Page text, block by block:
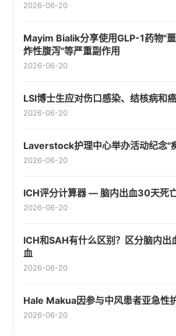
2026-06-20
Mayim Bialik分享使用GLP-1药物"
炸性腹泻"等严重副作用
2026-06-20
LSI博士生应对伤口感染、结核病和
2026-06-20
Laverstock护理中心举办活动纪念"
2026-06-20
ICH评分计算器 — 脑内出血30天死
2026-06-20
ICH和SAH有什么区别？区分脑内出
血
2026-06-20
Hale Makua因参与中风患者亚急性
2026-06-20